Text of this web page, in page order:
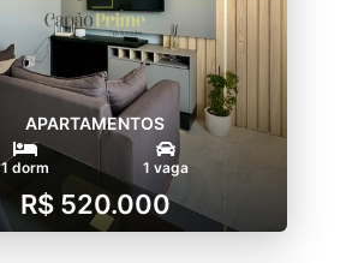
APARTAMENTOS
1 dorm 1 vaga
R$ 520.000